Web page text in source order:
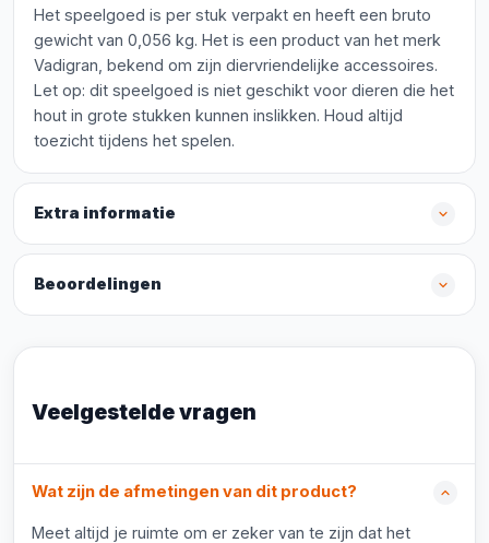
Het speelgoed is per stuk verpakt en heeft een bruto
gewicht van 0,056 kg. Het is een product van het merk
Vadigran, bekend om zijn diervriendelijke accessoires.
Let op: dit speelgoed is niet geschikt voor dieren die het
hout in grote stukken kunnen inslikken. Houd altijd
toezicht tijdens het spelen.
Extra informatie
Beoordelingen
Veelgestelde vragen
Wat zijn de afmetingen van dit product?
Meet altijd je ruimte om er zeker van te zijn dat het